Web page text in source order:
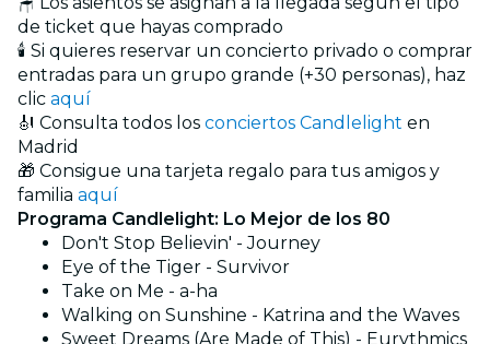
de ticket que hayas comprado
🕯️ Si quieres reservar un concierto privado o comprar
entradas para un grupo grande (+30 personas), haz
clic aquí
🎻 Consulta todos los conciertos Candlelight en
Madrid
🎁 Consigue una tarjeta regalo para tus amigos y
familia aquí
Programa Candlelight: Lo Mejor de los 80
Don't Stop Believin' - Journey
Eye of the Tiger - Survivor
Take on Me - a-ha
Walking on Sunshine - Katrina and the Waves
Sweet Dreams (Are Made of This) - Eurythmics